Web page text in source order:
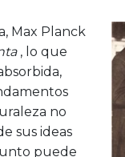
Max Planck
, lo que
no
sus ideas
puede